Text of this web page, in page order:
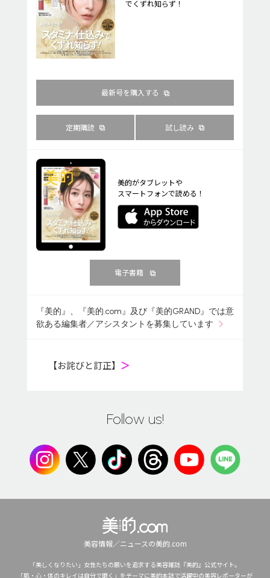
でくずれ知らず！
最新号を購入する
定期購読 試し読み
美的がタブレットや
スマートフォンで読める！
電子書籍
『美的』、『美的.com』及び『美的GRAND』では意
欲ある編集者／アシスタントを募集しています
【お詫びと訂正】 ＞
Follow us!
美容情報／ニュースの美的.com
「美しくなりたい」女性たちの願いを追求する美容雑誌『美的』公式サイト。
「肌・心・体のキレイは自分で磨く」をテーマに美的本誌で活躍中の美容レポーターが